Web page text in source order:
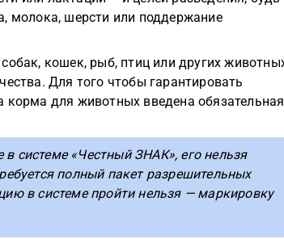
молока, шерсти или поддержание
кошек, рыб, птиц или других
Для того чтобы гарантировать
корма для животных введена обязательная
системе «Честный ЗНАК», его нельзя
полный пакет разрешительных
в системе пройти нельзя — маркировку